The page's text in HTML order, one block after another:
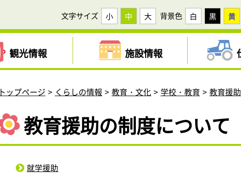
文字サイズ 小 中 大 背景色 白 黒 黄
観光情報 施設情報
トップページ くらしの情報 教育・文化 学校・教育 教育援
教育援助の制度について
就学援助